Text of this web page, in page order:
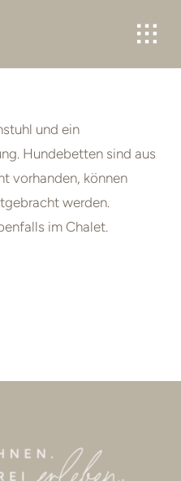
und ein
Hundebetten sind aus
vorhanden, können
werden.
im Chalet.